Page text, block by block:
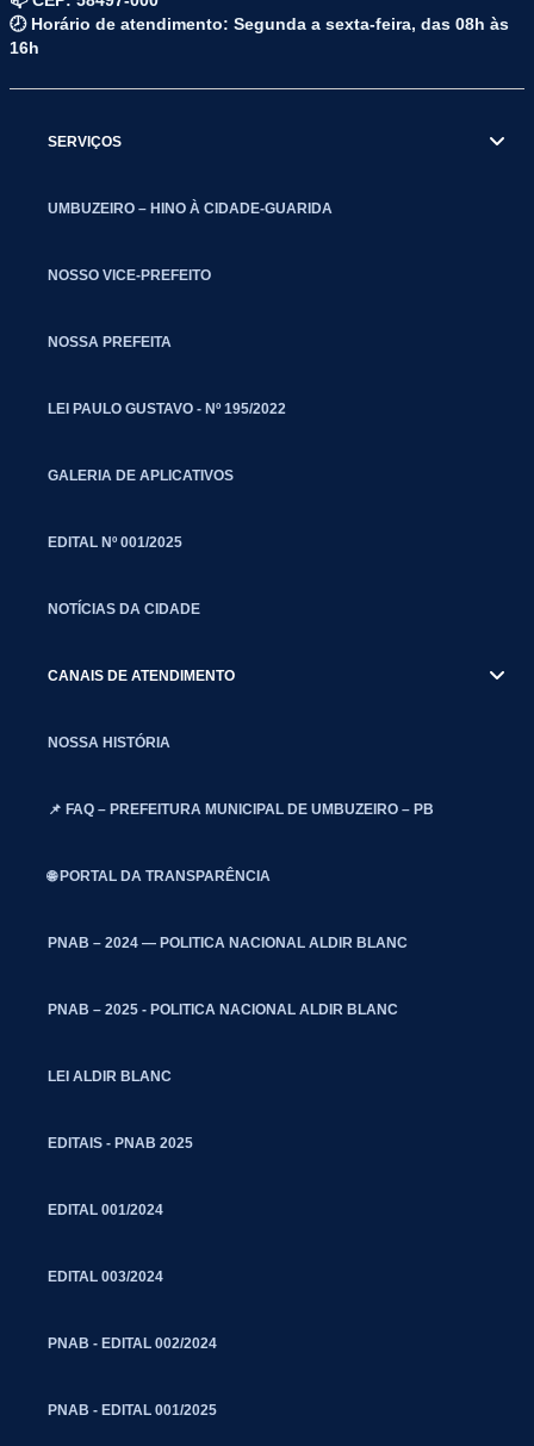
🕗 Horário de atendimento: Segunda a sexta-feira, das 08h às
16h
SERVIÇOS
UMBUZEIRO – HINO À CIDADE-GUARIDA
NOSSO VICE-PREFEITO
NOSSA PREFEITA
LEI PAULO GUSTAVO - Nº 195/2022
GALERIA DE APLICATIVOS
EDITAL Nº 001/2025
NOTÍCIAS DA CIDADE
CANAIS DE ATENDIMENTO
NOSSA HISTÓRIA
📌 FAQ – PREFEITURA MUNICIPAL DE UMBUZEIRO – PB
🌐 PORTAL DA TRANSPARÊNCIA
PNAB – 2024 — POLITICA NACIONAL ALDIR BLANC
PNAB – 2025 - POLITICA NACIONAL ALDIR BLANC
LEI ALDIR BLANC
EDITAIS - PNAB 2025
EDITAL 001/2024
EDITAL 003/2024
PNAB - EDITAL 002/2024
PNAB - EDITAL 001/2025